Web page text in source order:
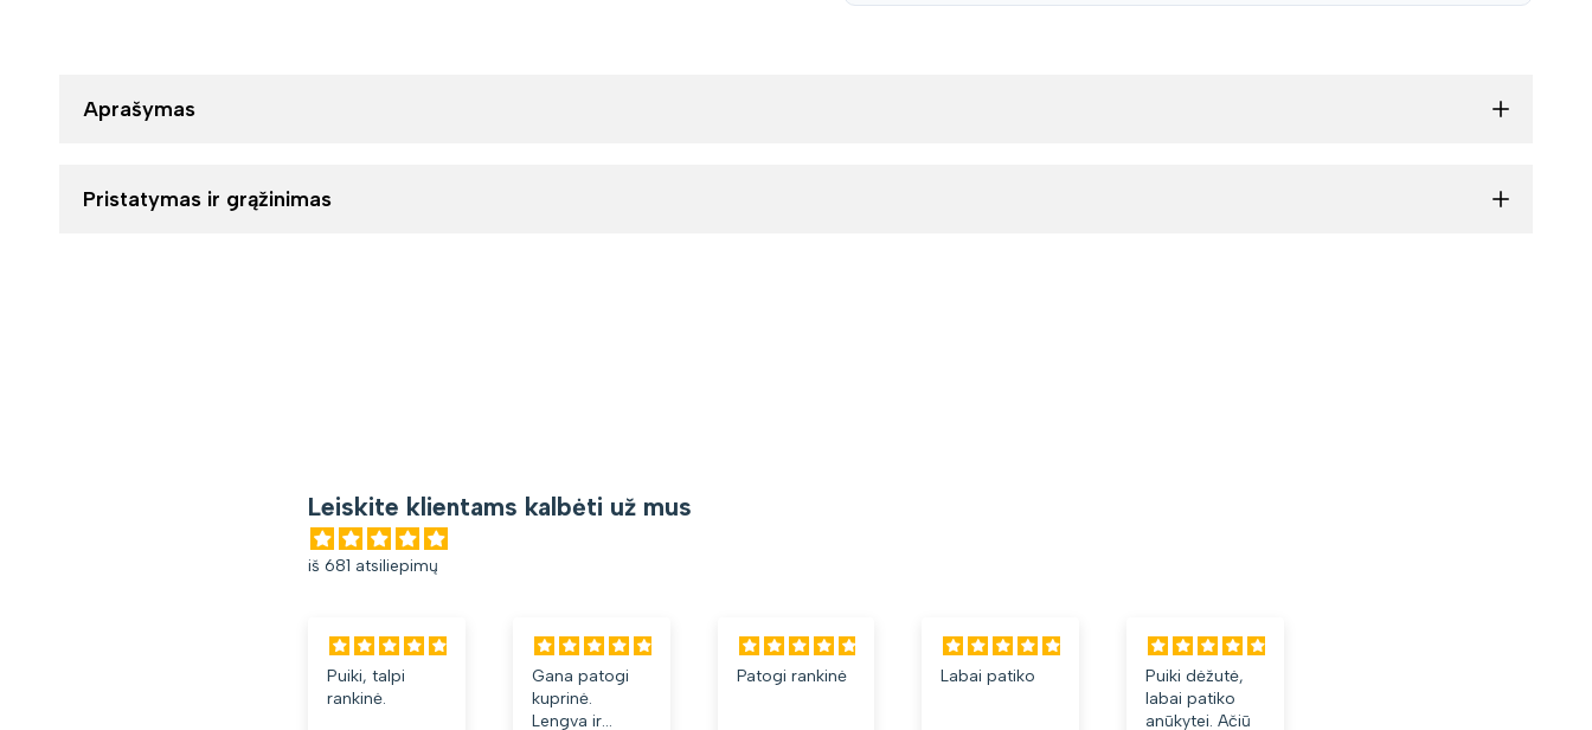
Aprašymas
Pristatymas ir grąžinimas
Leiskite klientams kalbėti už mus
iš 681 atsiliepimų
Puiki, talpi
rankinė.
Gana patogi
kuprinė.
Lengva ir
Patogi rankinė Labai patiko
Puiki dėžutė,
labai patiko
anūkytei. Ačiū